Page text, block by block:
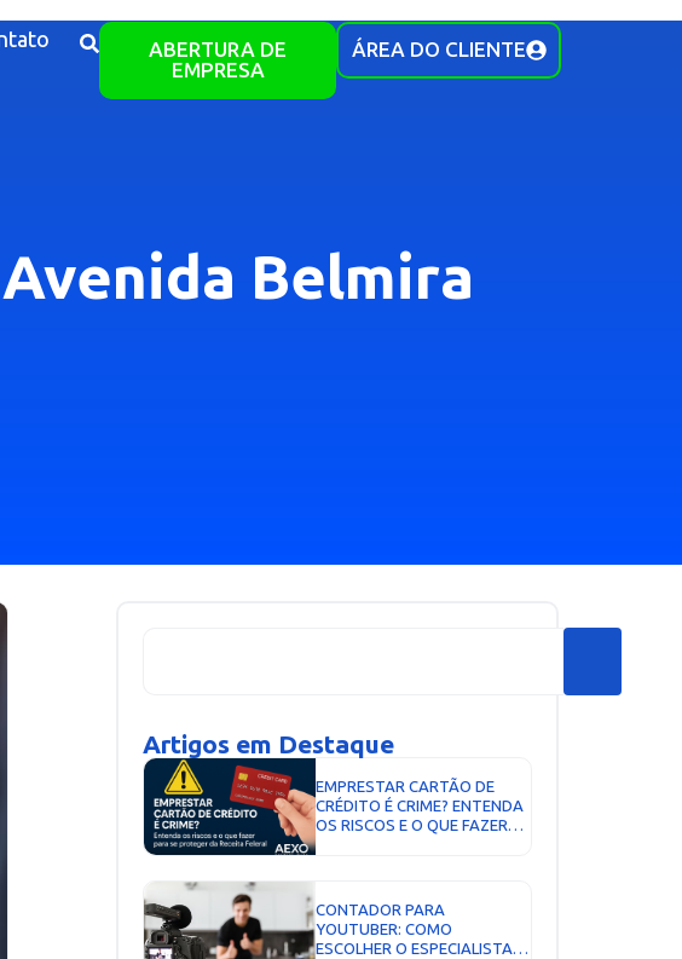
ABERTURA DE
EMPRESA
ÁREA DO CLIENTE
Belmira
Artigos em Destaque
EMPRESTAR CARTÃO DE
CRÉDITO É CRIME? ENTENDA
OS RISCOS E O QUE FAZER
CONTADOR PARA
YOUTUBER: COMO
ESCOLHER O ESPECIALISTA